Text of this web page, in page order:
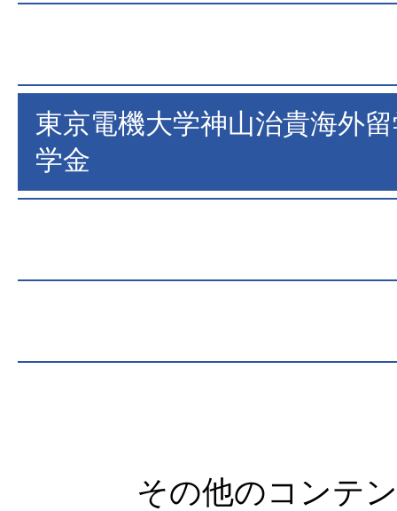
東京電機大学神山治貴海外
学金
その他のコンテ